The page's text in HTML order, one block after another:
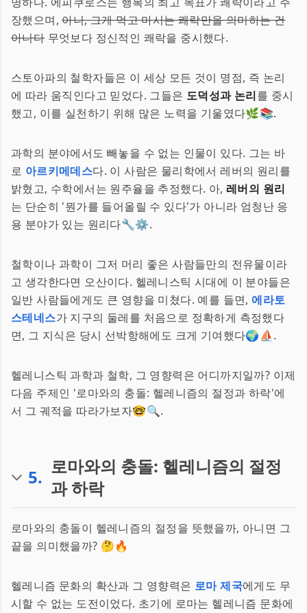
장했으며,아니, 그게 먹고 마시는 쾌락만을 의미하는 건
아니다무엇보다 정신적인 쾌락을 중시했다.
스토아파의 철학자들은 이 세상 모든 것이 명점, 즉 논리
에 따라 움직인다고 믿었다. 그들은 도덕성과 논리를 중시
했고, 이를 실천하기 위해 많은 노력을 기울였다🌿📚.
과학의 분야에서도 빼놓을 수 없는 인물이 있다. 그는 바
로 아르키메데스다. 이 사람은 물리학에서 레버의 원리를
밝혔고, 수학에서는 원주율을 추정했다. 아, 레버의 원리
는 단순히 '뭔가를 들어올릴 수 있다'가 아니라 엄청난 응
용 분야가 있는 원리다🔧⚙️.
철학이나 과학이 그저 머리 좋은 사람들만의 전유물이라
고 생각한다면 오산이다. 헬레니스틱 시대에 이 분야들은
일반 사람들에게도 큰 영향을 미쳤다. 예를 들면, 에라토
스테네스가 지구의 둘레를 처음으로 정확하게 측정했다
면, 그 지식은 당시 선박항해에도 크게 기여했다🌍⛵.
헬레니스틱 과학과 철학, 그 영향력은 어디까지일까? 이제
다음 주제인 '로마와의 충돌: 헬레니즘의 절정과 하락'에
서 그 궤적을 따라가보자🤓🔍.
5. 로마와의 충돌: 헬레니즘의 절정
과 하락
로마와의 충돌이 헬레니즘의 절정을 뜻했을까, 아니면 그
끝을 의미했을까? 🤔🔥
헬레니즘 문화의 확산과 그 영향력은 로마 제국에게도 무
시할 수 없는 도전이었다. 초기에 로마는 헬레니즘 문화에